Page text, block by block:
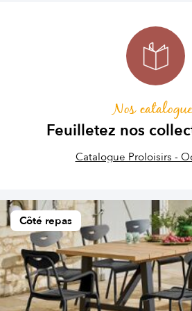
Nos
Feuilletez nos
Catalogue Proloisirs -
Côté repas